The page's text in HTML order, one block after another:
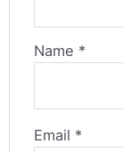
Name *
Email *